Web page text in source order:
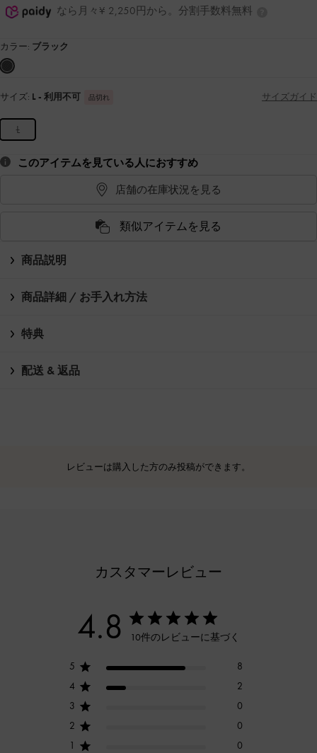
なら月々¥ 2,250円から。分割手数料無料
カラー: ブラック
サイズ: L - 利用不可 品切れ サイズガイド
L
このアイテムを見ている人におすすめ
店舗の在庫状況を見る
類似アイテムを見る
商品説明
商品詳細 / お手入れ方法
特典
配送 & 返品
レビューは購入した方のみ投稿ができます。
カスタマーレビュー
4.8 10件のレビューに基づく
5
8
4
2
3
0
2
0
1
0